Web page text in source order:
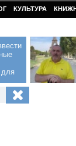
КУЛЬТУРА
для